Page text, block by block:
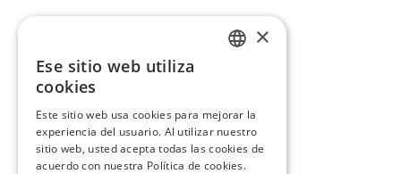
×
Ese sitio web utiliza
cookies
Este sitio web usa cookies para mejorar la
experiencia del usuario. Al utilizar nuestro
sitio web, usted acepta todas las cookies de
acuerdo con nuestra Política de cookies.